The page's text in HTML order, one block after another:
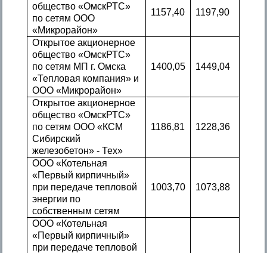
общество «ОмскРТС»
по сетям ООО
«Микрорайон»
1157,40 1197,90
Открытое акционерное
общество «ОмскРТС»
по сетям МП г. Омска
«Тепловая компания» и
ООО «Микрорайон»
1400,05 1449,04
Открытое акционерное
общество «ОмскРТС»
по сетям ООО «КСМ
Сибирский
железобетон» - Тех»
1186,81 1228,36
ООО «Котельная
«Первый кирпичный»
при передаче тепловой
энергии по
собственным сетям
1003,70 1073,88
ООО «Котельная
«Первый кирпичный»
при передаче тепловой